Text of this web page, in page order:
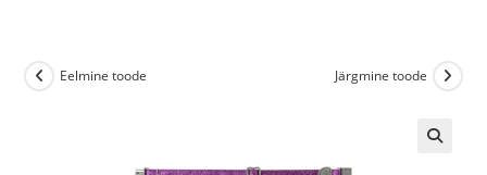
Eelmine toode Järgmine toode